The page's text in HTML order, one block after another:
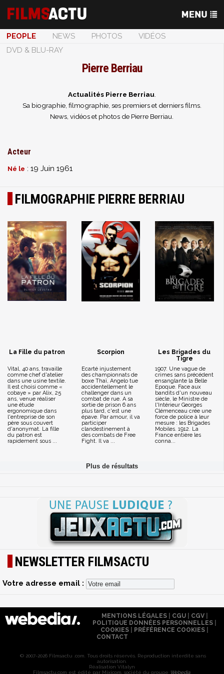
PEOPLE NEWS PHOTOS
VIDÉOS
DVD & BLU-RAY
Pierre Berriau
Actualités Pierre Berriau.
Sa biographie, filmographie, ses premiers et derniers films.
News, vidéos et photos de Pierre Berriau.
Acteur
Né le : 19 Juin 1961
FILMOGRAPHIE PIERRE BERRIAU
La Fille du patron
Vital, 40 ans, travaille
comme chef d'atelier
dans une usine textile.
Il est choisi comme «
cobaye » par Alix, 25
ans, venue réaliser
une étude
ergonomique dans
l'entreprise de son
père sous couvert
d'anonymat. La fille
du patron est
rapidement sous ...
Scorpion
Ecarté injustement
des championnats de
boxe Thaï, Angelo tue
accidentellement le
challenger dans un
combat de rue. A sa
sortie de prison 6 ans
plus tard, c'est une
épave. Par amour, il va
participer
clandestinement à
des combats de Free
Fight. Il va ...
Les Brigades du
Tigre
1907. Une vague de
crimes sans précédent
ensanglante la Belle
Epoque. Face aux
bandits d'un nouveau
siècle, le Ministre de
l'Intérieur Georges
Clémenceau crée une
force de police à leur
mesure : les Brigades
Mobiles. 1912. La
France entière les
conna...
NEWSLETTER FILMSACTU
Votre adresse email :
MENTIONS LÉGALES| CGU| CGV|
POLITIQUE DONNÉES PERSONNELLES
COOKIES
PRÉFÉRENCE COOKIES
CONTACT
© 2007-2026 Filmsactu .com. Tous droits réservés. Reproduction interdite sans
autorisation.
Réalisation Vitalyn
Filmsactu .com est édité par Mixicom, société du groupe Webedia.